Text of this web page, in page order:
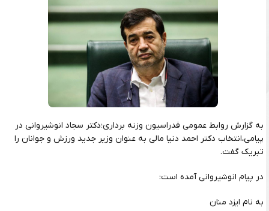
به گزارش روابط عمومی فدراسیون وزنه برداری؛دکتر سجاد انوشیروانی در
پیامی،انتخاب دکتر احمد دنیا مالی به عنوان وزیر جدید ورزش و جوانان را
تبریک گفت.
در پیام انوشیروانی آمده است:
به نام ایزد منان